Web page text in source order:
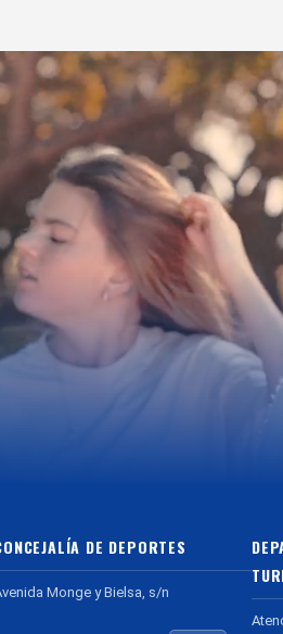
DE DEPORTES
Monge y Bielsa, s/n